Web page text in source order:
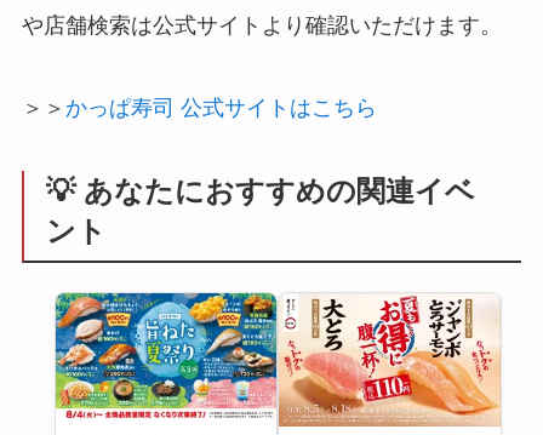
や店舗検索は公式サイトより確認いただけます。
＞＞ かっぱ寿司 公式サイトはこちら
💡 あなたにおすすめの関連イベ
ント